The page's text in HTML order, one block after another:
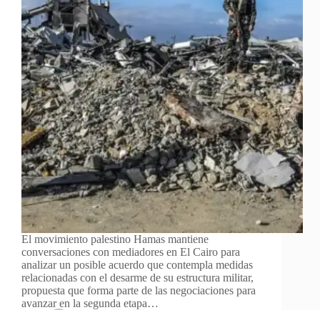
El movimiento palestino Hamas mantiene
conversaciones con mediadores en El Cairo para
analizar un posible acuerdo que contempla medidas
relacionadas con el desarme de su estructura militar,
propuesta que forma parte de las negociaciones para
avanzar en la segunda etapa…